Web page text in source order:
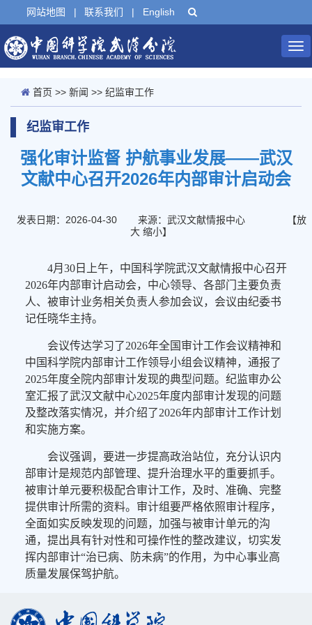
网站地图 | 联系我们 | English
首页 >> 新闻 >> 纪监审工作
纪监审工作
强化审计监督 护航事业发展——武汉
文献中心召开2026年内部审计启动会
发表日期：2026-04-30 来源：武汉文献情报中心 【放
大 缩小】
4月30日上午，中国科学院武汉文献情报中心召开
2026年内部审计启动会，中心领导、各部门主要负责
人、被审计业务相关负责人参加会议，会议由纪委书
记任晓华主持。
会议传达学习了2026年全国审计工作会议精神和
中国科学院内部审计工作领导小组会议精神，通报了
2025年度全院内部审计发现的典型问题。纪监审办公
室汇报了武汉文献中心2025年度内部审计发现的问题
及整改落实情况，并介绍了2026年内部审计工作计划
和实施方案。
会议强调，要进一步提高政治站位，充分认识内
部审计是规范内部管理、提升治理水平的重要抓手。
被审计单元要积极配合审计工作，及时、准确、完整
提供审计所需的资料。审计组要严格依照审计程序，
全面如实反映发现的问题，加强与被审计单元的沟
通，提出具有针对性和可操作性的整改建议，切实发
挥内部审计“治已病、防未病”的作用，为中心事业高
质量发展保驾护航。